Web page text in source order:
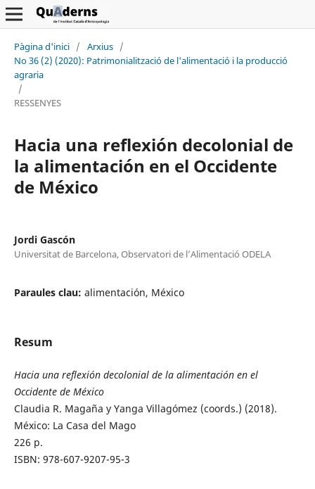
Pàgina d'inici / Arxius /
No 36 (2) (2020): Patrimonialització de l'alimentació i la producció
agraria
/
RESSENYES
Hacia una reflexión decolonial de
la alimentación en el Occidente
de México
Jordi Gascón
Universitat de Barcelona, Observatori de l’Alimentació ODELA
Paraules clau: alimentación, México
Resum
Hacia una reflexión decolonial de la alimentación en el
Occidente de México
Claudia R. Magaña y Yanga Villagómez (coords.) (2018).
México: La Casa del Mago
226 p.
ISBN: 978-607-9207-95-3